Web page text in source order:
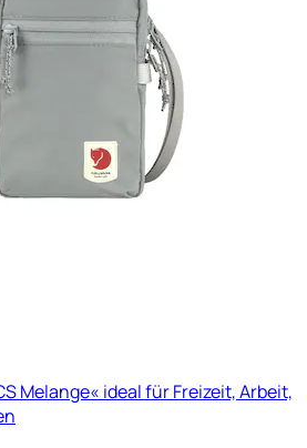
Melange« ideal für Freizeit, Arbeit,